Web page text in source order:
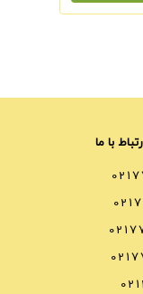
با ما